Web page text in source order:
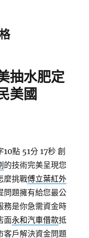
抽水肥定
美國
點 51分 17秒創
的技術完美呈現您
麼挑戰傅立葉紅外
問題擁有給您最公
務是你急需資金時
面永和汽車借款抵
客戶解決資金問題